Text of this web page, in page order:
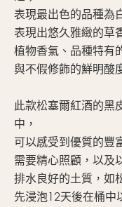
表現最出色的品種為
表現出悠久雅緻的草
植物香氣、品種特有
與不假修飾的鮮明酸
此款松塞爾紅酒的黑
中，
可以感受到優質的豐
需要精心照顧，以及
排水良好的土質，如
先浸泡12天後在桶中